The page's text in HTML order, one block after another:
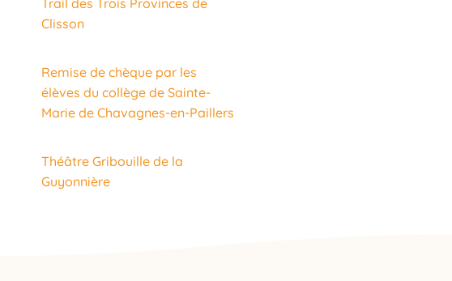
Trail des Trois Provinces de
Clisson
Remise de chèque par les
élèves du collège de Sainte-
Marie de Chavagnes-en-Paillers
Théâtre Gribouille de la
Guyonnière